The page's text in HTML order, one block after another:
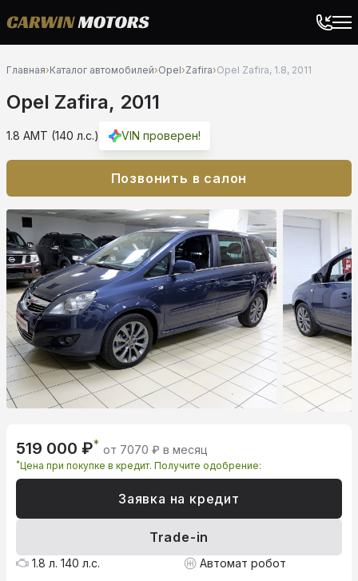
Главная›Каталог автомобилей›Opel›Zafira›Opel Zafira, 1.8, 2011
Opel Zafira, 2011
1.8 AMT (140 л.с.) VIN проверен!
Позвонить в салон
519 000 ₽* от 7070 ₽ в месяц
*Цена при покупке в кредит. Получите одобрение:
Заявка на кредит
Trade-in
1.8 л. 140 л.с.
Автомат робот